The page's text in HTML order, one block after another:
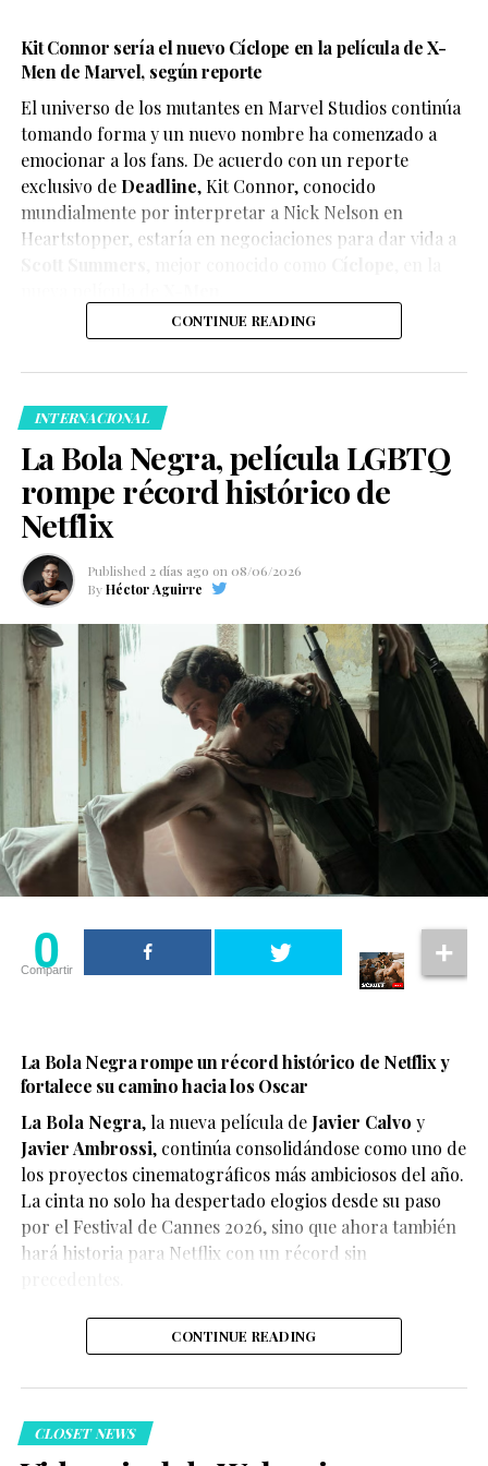
Kit Connor sería el nuevo Cíclope en la película de X-
Men de Marvel, según reporte
El universo de los mutantes en Marvel Studios continúa
tomando forma y un nuevo nombre ha comenzado a
emocionar a los fans. De acuerdo con un reporte
exclusivo de Deadline,Kit Connor, conocido
mundialmente por interpretar a Nick Nelson en
Heartstopper, estaría en negociaciones para dar vida a
Según el medio estadounidense, Marvel Studios realizó
para interpretar al líder de los mutantes en el esperado
reinicio de la franquicia.
CONTINUE READING
INTERNACIONAL
La Bola Negra, película LGBTQ
rompe récord histórico de
Netflix
Published 2 días ago on 08/06/2026
By Héctor Aguirre
0
Compartir
La Bola Negra rompe un récord histórico de Netflix y
fortalece su camino hacia los Oscar
La Bola Negra, la nueva película de Javier Calvo y
Javier Ambrossi, continúa consolidándose como uno de
los proyectos cinematográficos más ambiciosos del año.
La cinta no solo ha despertado elogios desde su paso
por el Festival de Cannes 2026, sino que ahora también
hará historia para Netflix con un récord sin
CONTINUE READING
CLOSET NEWS